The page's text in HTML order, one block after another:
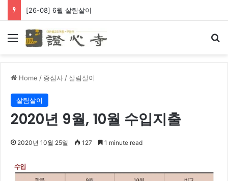
[26-08] 6월 살림살이
Menu
Home / 증심사 /살림살이
살림살이
2020년 9월, 10월 수입지출
2020년 10월 25일 127 1 minute read